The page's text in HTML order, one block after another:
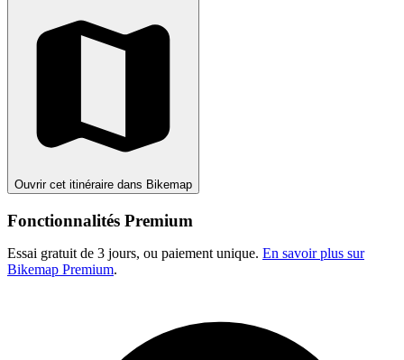
Ouvrir cet itinéraire dans Bikemap
Fonctionnalités Premium
Essai gratuit de 3 jours, ou paiement unique. En savoir plus sur
Bikemap Premium.